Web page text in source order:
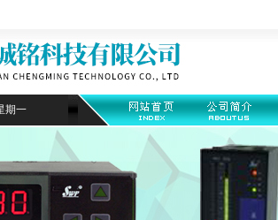
期一